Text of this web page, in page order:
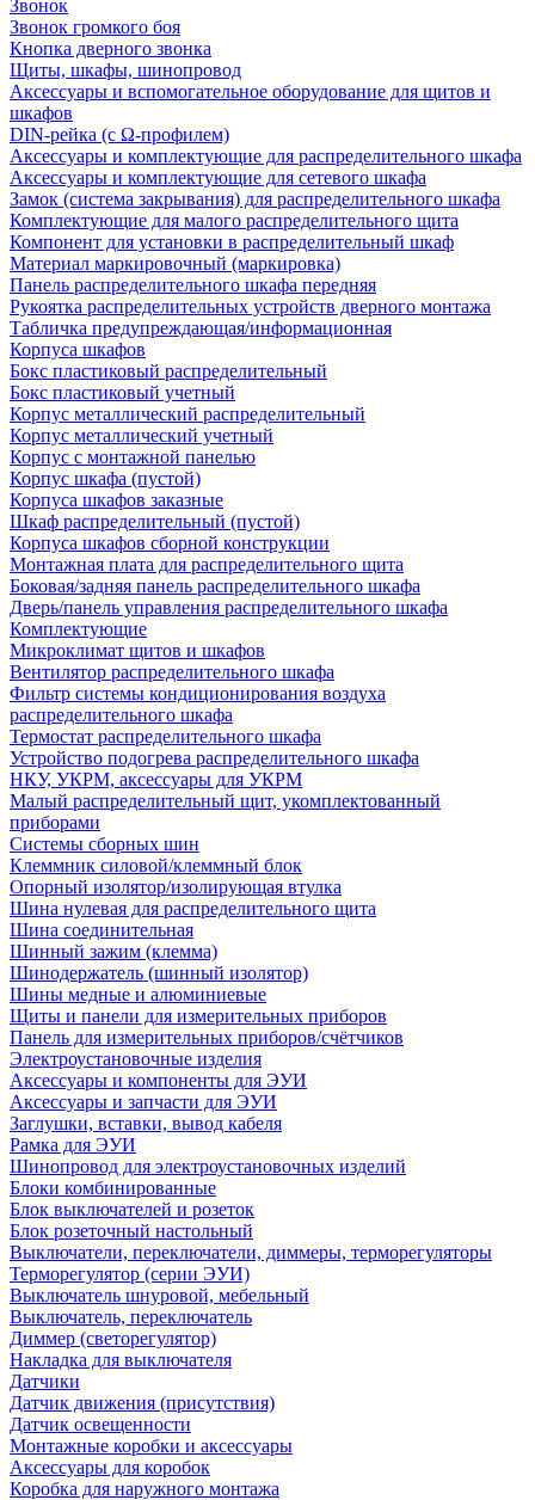
Звонок
Звонок громкого боя
Кнопка дверного звонка
Щиты, шкафы, шинопровод
Аксессуары и вспомогательное оборудование для щитов и
шкафов
DIN-рейка (с Ω-профилем)
Аксессуары и комплектующие для распределительного шкафа
Аксессуары и комплектующие для сетевого шкафа
Замок (система закрывания) для распределительного шкафа
Комплектующие для малого распределительного щита
Компонент для установки в распределительный шкаф
Материал маркировочный (маркировка)
Панель распределительного шкафа передняя
Рукоятка распределительных устройств дверного монтажа
Табличка предупреждающая/информационная
Корпуса шкафов
Бокс пластиковый распределительный
Бокс пластиковый учетный
Корпус металлический распределительный
Корпус металлический учетный
Корпус с монтажной панелью
Корпус шкафа (пустой)
Корпуса шкафов заказные
Шкаф распределительный (пустой)
Корпуса шкафов сборной конструкции
Монтажная плата для распределительного щита
Боковая/задняя панель распределительного шкафа
Дверь/панель управления распределительного шкафа
Комплектующие
Микроклимат щитов и шкафов
Вентилятор распределительного шкафа
Фильтр системы кондиционирования воздуха
распределительного шкафа
Термостат распределительного шкафа
Устройство подогрева распределительного шкафа
НКУ, УКРМ, аксессуары для УКРМ
Малый распределительный щит, укомплектованный
приборами
Системы сборных шин
Клеммник силовой/клеммный блок
Опорный изолятор/изолирующая втулка
Шина нулевая для распределительного щита
Шина соединительная
Шинный зажим (клемма)
Шинодержатель (шинный изолятор)
Шины медные и алюминиевые
Щиты и панели для измерительных приборов
Панель для измерительных приборов/счётчиков
Электроустановочные изделия
Аксессуары и компоненты для ЭУИ
Аксессуары и запчасти для ЭУИ
Заглушки, вставки, вывод кабеля
Рамка для ЭУИ
Шинопровод для электроустановочных изделий
Блоки комбинированные
Блок выключателей и розеток
Блок розеточный настольный
Выключатели, переключатели, диммеры, терморегуляторы
Терморегулятор (серии ЭУИ)
Выключатель шнуровой, мебельный
Выключатель, переключатель
Диммер (светорегулятор)
Накладка для выключателя
Датчики
Датчик движения (присутствия)
Датчик освещенности
Монтажные коробки и аксессуары
Аксессуары для коробок
Коробка для наружного монтажа